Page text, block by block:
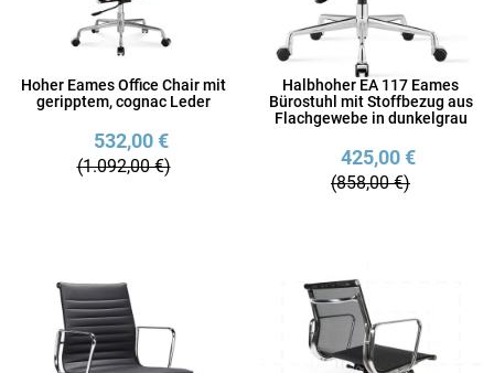
Hoher Eames Office Chair mit
geripptem, cognac Leder
532,00 €
(1.092,00 €)
Halbhoher EA 117 Eames
Bürostuhl mit Stoffbezug aus
Flachgewebe in dunkelgrau
425,00 €
(858,00 €)